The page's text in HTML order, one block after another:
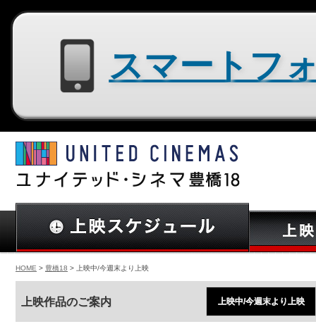
HOME > 豊橋18 > 上映中/今週末より上映
上映作品のご案内 上映中/今週末より上映